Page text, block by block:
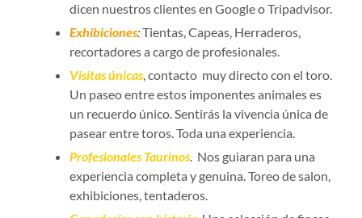
dicen nuestros clientes en Google o Tripadvisor.
Exhibiciones:Tientas, Capeas, Herraderos,
recortadores a cargo de profesionales.
Visitas únicas, contacto muy directo con el toro.
Un paseo entre estos imponentes animales es
un recuerdo único. Sentirás la vivencia única de
pasear entre toros. Toda una experiencia.
Profesionales Taurinos. Nos guiaran para una
experiencia completa y genuina. Toreo de salon,
exhibiciones, tentaderos.